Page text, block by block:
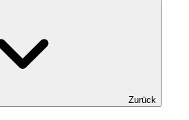
Zurück